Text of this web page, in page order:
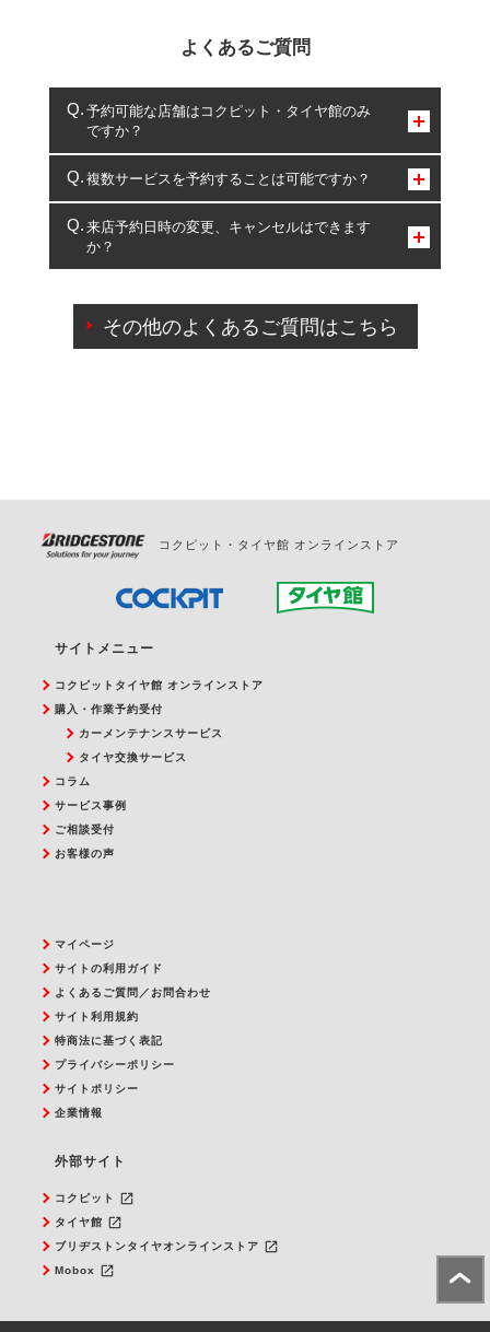
よくあるご質問
予約可能な店舗はコクピット・タイヤ館のみ
ですか？
コクピット・タイヤ館のみとなります。
複数サービスを予約することは可能ですか？
複数サービスのご予約は可能です。
一部の商品・サービスの組み合わせに限り、同時にご予約が
出来ないものもございます。
来店予約日時の変更、キャンセルはできます
か？
ご来店予約日の3営業日前を過ぎている場合のご予約
の日時変更につきましては、直接ご予約の店舗まで
その他のよくあるご質問はこちら
コクピット・タイヤ館 オンラインストア
サイトメニュー
コクピットタイヤ館 オンラインストア
購入・作業予約受付
カーメンテナンスサービス
タイヤ交換サービス
コラム
サービス事例
ご相談受付
お客様の声
マイページ
サイトの利用ガイド
よくあるご質問／お問合わせ
サイト利用規約
特商法に基づく表記
プライバシーポリシー
サイトポリシー
企業情報
外部サイト
コクピット launch
タイヤ館 launch
ブリヂストンタイヤオンラインストア launch
Mobox launch